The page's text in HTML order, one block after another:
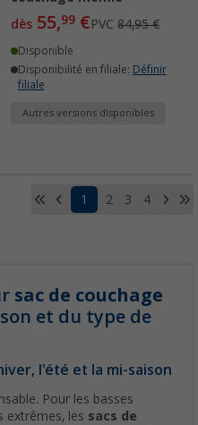
dès 55,99 €PVC 84,95 €
Disponible
Disponibilité en filiale: Définir
filiale
Autres versions disponibles
1 2 3 4
sac de couchage
et du type de
l'été et la mi-saison
Pour les basses
extrêmes, les sacs de